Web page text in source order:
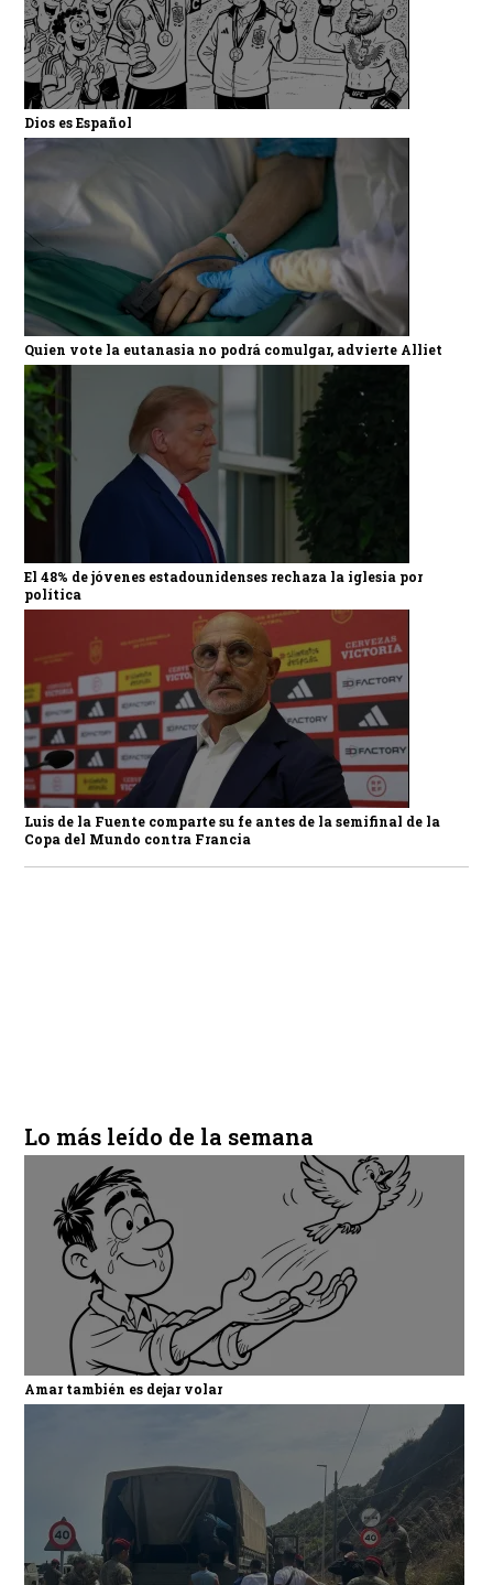
Dios es Español
Quien vote la eutanasia no podrá comulgar, advierte Alliet
El 48% de jóvenes estadounidenses rechaza la iglesia por
política
Luis de la Fuente comparte su fe antes de la semifinal de la
Copa del Mundo contra Francia
Lo más leído de la semana
Amar también es dejar volar